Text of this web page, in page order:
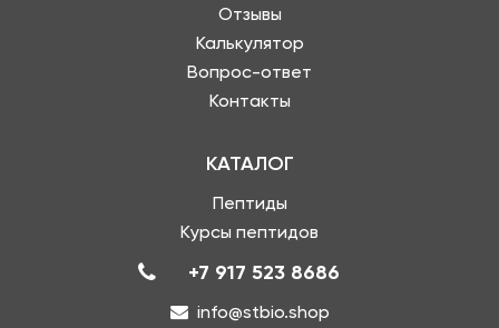
Отзывы
Калькулятор
Вопрос-ответ
Контакты
КАТАЛОГ
Пептиды
Курсы пептидов
+7 917 523 8686
info@stbio.shop